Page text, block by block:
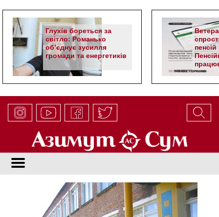
Глухів бореться за
світло: Романько
об’єднує зусилля
громади та енергетиків